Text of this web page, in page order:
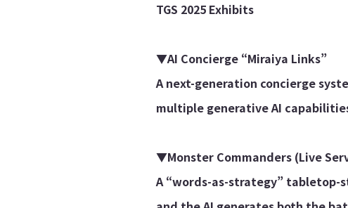
TGS 2025 Exhibits
▼AI Concierge “Miraiya Links”
A next-generation concierge
multiple generative AI
▼Monster Commanders (Live
A “words-as-strategy” tabletop-